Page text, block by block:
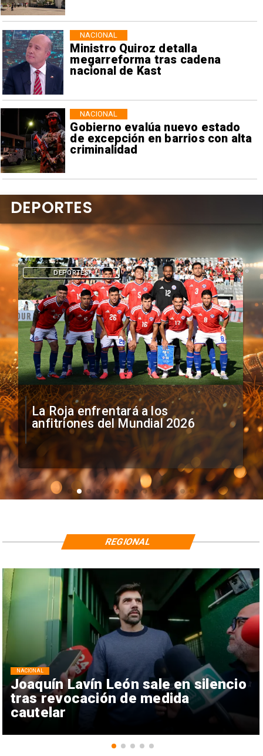
Ministro Quiroz detalla
megarreforma tras cadena
nacional de Kast
NACIONAL
Gobierno evalúa nuevo estado
de excepción en barrios con alta
criminalidad
NACIONAL
La Roja enfrentará a los
anfitriones del Mundial 2026
DEPORTES
DEPORTES
Joaquín Lavín León sale en silencio
tras revocación de medida
cautelar
NACIONAL
REGIONAL